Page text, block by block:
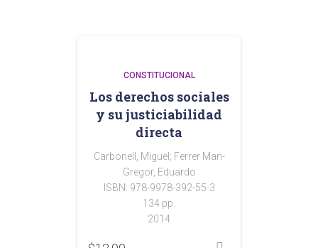
CONSTITUCIONAL
Los derechos sociales
y su justiciabilidad
directa
Carbonell, Miguel; Ferrer Man-
Gregor, Eduardo
ISBN: 978-9978-392-55-3
134 pp.
2014